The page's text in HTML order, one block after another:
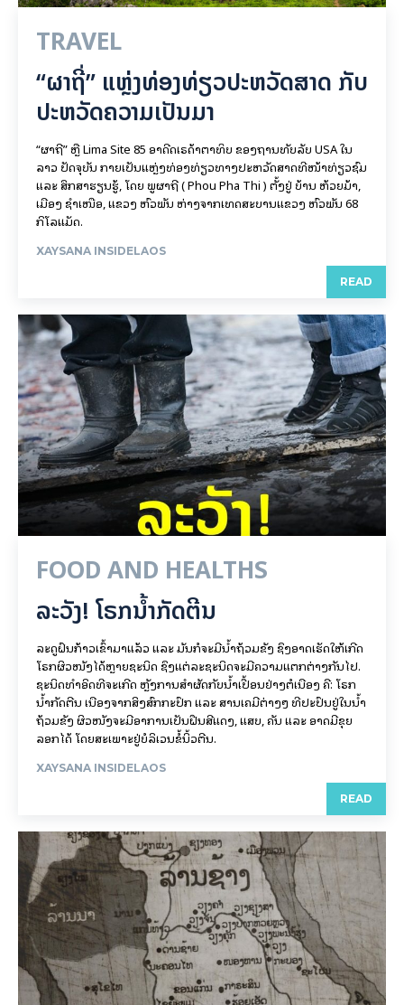
TRAVEL
“ຜາຖີ່” ແຫຼ່ງທ່ອງທ່ຽວປະຫວັດສາດ ກັບ
ປະຫວັດຄວາມເປັນມາ
“ຜາຖີ່” ຫຼື Lima Site 85 ອາດີດເຣດ້າຕາທິບ ຂອງຖານທັບລັບ USA ໃນ
ລາວ ປັດຈຸບັນ ກາຍເປັນແຫຼ່ງທ່ອງທ່ຽວທາງປະຫວັດສາດທີ່ໜ້າທ່ຽວຊົມ
ແລະ ສຶກສາຮຽນຮູ້, ໂດຍ ພູຜາຖີ່ ( Phou Pha Thi ) ຕັ້ງຢູ່ ບ້ານ ຫ້ວຍມ້າ,
ເມືອງ ຊໍາເໜືອ, ແຂວງ ຫົວພັນ ຫ່າງຈາກເທດສະບານແຂວງ ຫົວພັນ 68
ກິ​ໂລ​ແມັດ.
XAYSANA INSIDELAOS
READ
FOOD AND HEALTHS
ລະວັງ! ໂຣກນ້ຳກັດຕີນ
ລະດູຝົນກ້າວເຂົ້າມາແລ້ວ ແລະ ມັນກໍຈະມີນ້ຳຖ້ວມຂັງ ຊຶ່ງອາດເຮັດໃຫ້ເກີດ
ໂຣກຜິວໜັງໄດ້ຫຼາຍຊະນິດ ຊຶ່ງແຕ່ລະຊະນິດຈະມີຄວາມແຕກຕ່າງກັນໄປ.
ຊະນິດທຳອິດທີ່ຈະເກີດ ຫຼັງການສຳຜັດກັບນ້ຳເປື້ອນຢ່າງຕໍ່ເນື່ອງ ຄື: ໂຣກ
ນ້ຳກັດຕີນ ເນື່ອງຈາກສິ່ງສົກກະປົກ ແລະ ສານເຄມີຕ່າງໆ ທີ່ປະປົນຢູ່ໃນນ້ຳ
ຖ້ວມຂັງ ຜິວໜັງຈະມີອາການເປັນຝື່ນສີແດງ, ແສບ, ຄັນ ແລະ ອາດມີຂຸຍ
ລອກໄດ້ ໂດຍສະເພາະຢູ່ບໍລິເວນຂໍ້ນິ້ວຕີນ.
XAYSANA INSIDELAOS
READ